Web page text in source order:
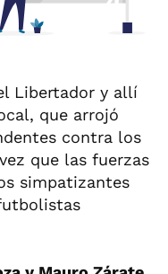
Libertador y allí
que arrojó
contra los
que las fuerzas
simpatizantes